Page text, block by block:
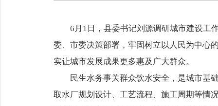
6月1日，县委书记刘源调研城市建设工
委、市委决策部署，牢固树立以人民为中心
实让城市发展成果更多惠及广大群众。
民生水务事关群众饮水安全，是城市基
取水厂规划设计、工艺流程、施工周期等情